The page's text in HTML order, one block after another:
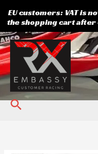
Siirry
sisältöön
Hae
EU customers: VAT is
the shopping cart after